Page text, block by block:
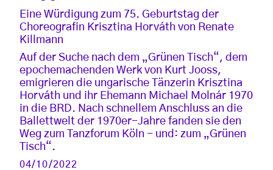
Eine Würdigung zum 75. Geburtstag der
Choreografin Krisztina Horváth von Renate
Killmann
Auf der Suche nach dem „Grünen Tisch“, dem
epochemachenden Werk von Kurt Jooss,
emigrieren die ungarische Tänzerin Krisztina
Horváth und ihr Ehemann Michael Molnár 1970
in die BRD. Nach schnellem Anschluss an die
Ballettwelt der 1970er-Jahre fanden sie den
Weg zum Tanzforum Köln - und: zum „Grünen
Tisch“.
04/10/2022